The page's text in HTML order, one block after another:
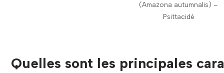
(Amazona autumnalis) –
Psittacidé
Quelles sont les principales